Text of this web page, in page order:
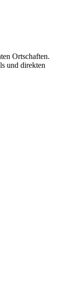
Ortschaften.
und direkten